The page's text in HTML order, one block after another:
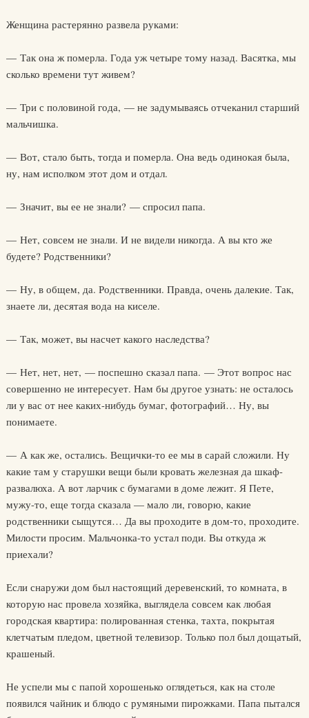
Женщина растерянно развела руками:
— Так она ж померла. Года уж четыре тому назад. Васятка, мы
сколько времени тут живем?
— Три с половиной года, — не задумываясь отчеканил старший
мальчишка.
— Вот, стало быть, тогда и померла. Она ведь одинокая была,
ну, нам исполком этот дом и отдал.
— Значит, вы ее не знали? — спросил папа.
— Нет, совсем не знали. И не видели никогда. А вы кто же
будете? Родственники?
— Ну, в общем, да. Родственники. Правда, очень далекие. Так,
знаете ли, десятая вода на киселе.
— Так, может, вы насчет какого наследства?
— Нет, нет, нет, — поспешно сказал папа. — Этот вопрос нас
совершенно не интересует. Нам бы другое узнать: не осталось
ли у вас от нее каких-нибудь бумаг, фотографий… Ну, вы
понимаете.
— А как же, остались. Вещички-то ее мы в сарай сложили. Ну
какие там у старушки вещи были кровать железная да шкаф-
развалюха. А вот ларчик с бумагами в доме лежит. Я Пете,
мужу-то, еще тогда сказала — мало ли, говорю, какие
родственники сыщутся… Да вы проходите в дом-то, проходите.
Милости просим. Мальчонка-то устал поди. Вы откуда ж
приехали?
Если снаружи дом был настоящий деревенский, то комната, в
которую нас провела хозяйка, выглядела совсем как любая
городская квартира: полированная стенка, тахта, покрытая
клетчатым пледом, цветной телевизор. Только пол был дощатый,
крашеный.
Не успели мы с папой хорошенько оглядеться, как на столе
появился чайник и блюдо с румяными пирожками. Папа пытался